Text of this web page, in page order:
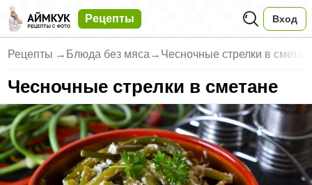
Рецепты Вход
Рецепты → Блюда без мяса → Чесночные стрелки в
Чесночные стрелки в сметане